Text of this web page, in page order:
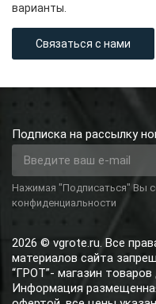
варианты.
Связаться с нами
Подписка на рассылку
Нажимая "Подписаться" Вы
конфиденциальности
2026 © vgrote.ru. Все
материалов сайта
“ГРОТ”- магазин
Информация